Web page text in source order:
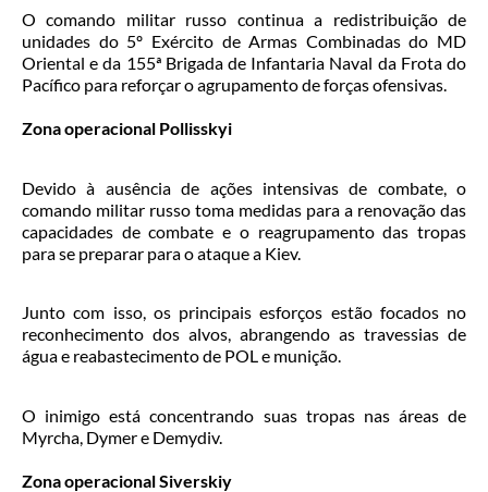
O comando militar russo continua a redistribuição de
unidades do 5º Exército de Armas Combinadas do MD
Oriental e da 155ª Brigada de Infantaria Naval da Frota do
Pacífico para reforçar o agrupamento de forças ofensivas.
Zona operacional Pollisskyi
Devido à ausência de ações intensivas de combate, o
comando militar russo toma medidas para a renovação das
capacidades de combate e o reagrupamento das tropas
para se preparar para o ataque a Kiev.
Junto com isso, os principais esforços estão focados no
reconhecimento dos alvos, abrangendo as travessias de
água e reabastecimento de POL e munição.
O inimigo está concentrando suas tropas nas áreas de
Myrcha, Dymer e Demydiv.
Zona operacional Siverskiy